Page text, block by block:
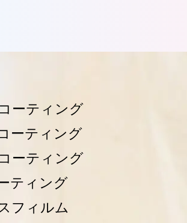
ーティング
ーティング
ーティング
ティング
フィルム